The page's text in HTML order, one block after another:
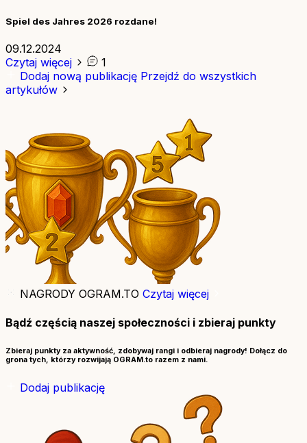
Spiel des Jahres 2026 rozdane!
09.12.2024
Czytaj więcej
1
Dodaj nową publikację Przejdź do wszystkich
artykułów
NAGRODY OGRAM.TO Czytaj więcej
Bądź częścią naszej społeczności i zbieraj punkty
Zbieraj punkty za aktywność, zdobywaj rangi i odbieraj nagrody! Dołącz do
grona tych, którzy rozwijają OGRAM.to razem z nami.
Dodaj publikację